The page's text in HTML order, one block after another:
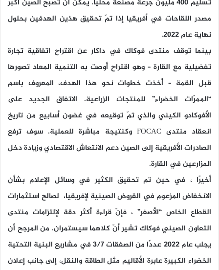
تسليم 400 مليون جرعة مصنعة محلياً. يمكن أن تصبح الصين أكبر
مصدر اللقاحات في أفريقيا إذا تمّ تحقيق هذين الهدفين بحلول
نهاية عام 2022.
بينما توقف منتدى فوكاك في داكار عن اقتراح اتفاقية تجارة
تفضيلية مع القارة – وهو اقتراح أوصت به التنمية المعاد تصورها
قبل القمة – أُخذت خطوات نحو هذا الهدف، المعروف باسم
“الممرّات الخضراء” للمنتجات الزراعية. الاتفاق الجديد على
الأفوكادو الكيني والذي تمّ توقيعه في غضون أسابيع من تاريخ
انعقاد منتدى FOCAC وكنتيجة مباشرة للعملية. سوف ترفع
الصادرات الأفريقية إلى الصين دعم الانتعاش الاقتصادي وزيادة دخل
المزارعين في القارة.
أخيرًا ، في حين تم تحقيق الكثير في وسائل الإعلام بشأن
الانخفاض المزعوم في القروض الصينية لإفريقيا، لصالح استثمارات
القطاع الخاص “الأصغر” ، فإنّ قراءة أكثر دقة لإلتزامات منتدى
التعاون الصيني فوكاك تشير أنّ كلاهما سيستمران. من المرجح أن
يجلب عام 2022 عددًا من الصفقات 3/7 في مشاريع البنية التحتية
الخضراء الكبيرة عابرة الأقاليم مثل الطاقة والنقل، إلى جانب إعلان